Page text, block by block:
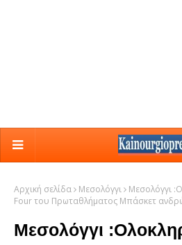
Αρχική σελίδα Μεσολόγγι
Μεσολόγγι
Four του Πρωταθλήματος Μπάσκετ
Μεσολόγγι